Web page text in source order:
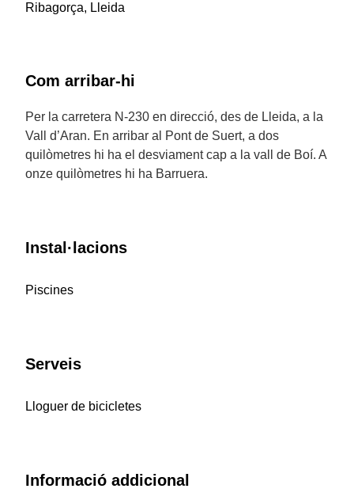
Ribagorça, Lleida
Com arribar-hi
Per la carretera N-230 en direcció, des de Lleida, a la
Vall d’Aran. En arribar al Pont de Suert, a dos
quilòmetres hi ha el desviament cap a la vall de Boí. A
onze quilòmetres hi ha Barruera.
Instal·lacions
Piscines
Serveis
Lloguer de bicicletes
Informació addicional